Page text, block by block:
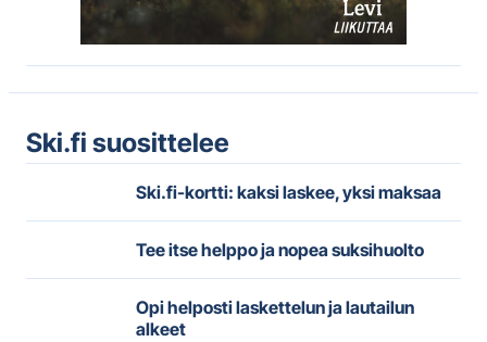
Ski.fi suosittelee
Ski.fi-kortti: kaksi laskee, yksi maksaa
Tee itse helppo ja nopea suksihuolto
Opi helposti laskettelun ja lautailun
alkeet